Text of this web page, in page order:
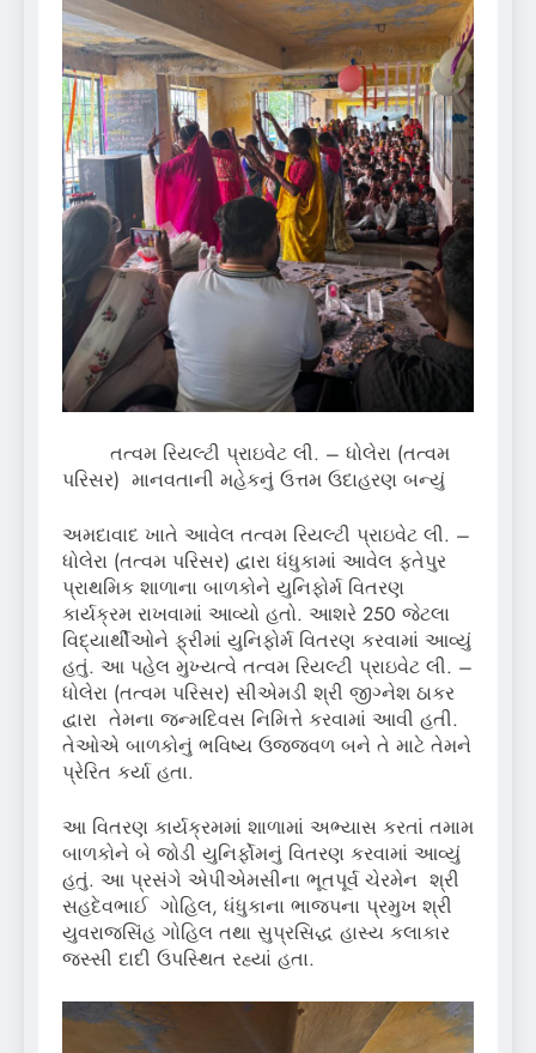
તત્વમ રિયલ્ટી પ્રાઇવેટ લી. – ધોલેરા (તત્વમ
પરિસર) માનવતાની મહેકનું ઉત્તમ ઉદાહરણ બન્યું
અમદાવાદ ખાતે આવેલ તત્વમ રિયલ્ટી પ્રાઇવેટ લી. –
ધોલેરા (તત્વમ પરિસર) દ્વારા ધંધુકામાં આવેલ ફતેપુર
પ્રાથમિક શાળાના બાળકોને યુનિફોર્મ વિતરણ
કાર્યક્રમ રાખવામાં આવ્યો હતો. આશરે 250 જેટલા
વિદ્યાર્થીઓને ફ્રીમાં યુનિફોર્મ વિતરણ કરવામાં આવ્યું
હતું. આ પહેલ મુખ્યત્વે તત્વમ રિયલ્ટી પ્રાઇવેટ લી. –
ધોલેરા (તત્વમ પરિસર) સીએમડી શ્રી જીગ્નેશ ઠાકર
દ્વારા તેમના જન્મદિવસ નિમિત્તે કરવામાં આવી હતી.
તેઓએ બાળકોનું ભવિષ્ય ઉજ્જવળ બને તે માટે તેમને
પ્રેરિત કર્યા હતા.
આ વિતરણ કાર્યક્રમમાં શાળામાં અભ્યાસ કરતાં તમામ
બાળકોને બે જોડી યુનિર્ફોમનું વિતરણ કરવામાં આવ્યું
હતું. આ પ્રસંગે એપીએમસીના ભૂતપૂર્વ ચેરમેન શ્રી
સહદેવભાઈ ગોહિલ, ધંધુકાના ભાજપના પ્રમુખ શ્રી
યુવરાજસિંહ ગોહિલ તથા સુપ્રસિદ્ધ હાસ્ય કલાકાર
જસ્સી દાદી ઉપસ્થિત રહ્યાં હતા.